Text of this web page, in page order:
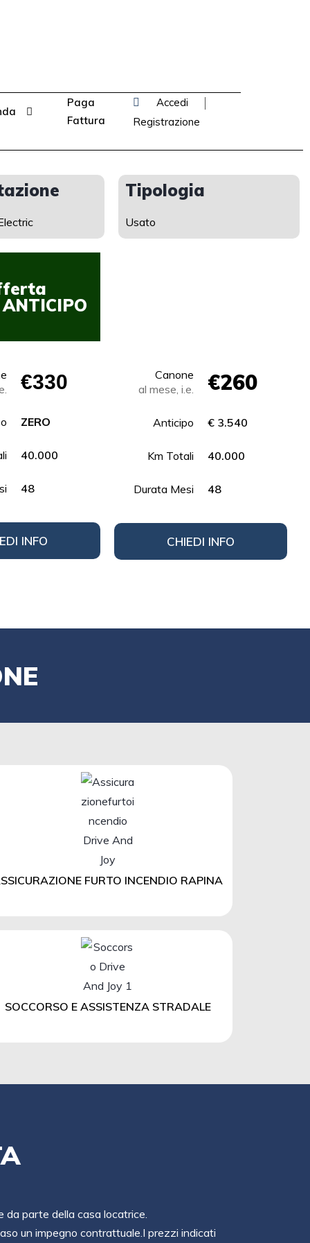
Paga
Fattura
Accedi
Registrazione
Tipologia
Usato
€330
ZERO
40.000
48
INFO
Canone
al mese, i.e.
€260
Anticipo € 3.540
Km Totali 40.000
Durata Mesi 48
CHIEDI INFO
FURTO INCENDIO RAPINA
SOCCORSO E ASSISTENZA STRADALE
da parte della casa locatrice.
un impegno contrattuale.I prezzi indicati